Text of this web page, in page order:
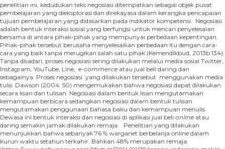
penelitian ini, kedudukan teks negosiasi ditempatkan sebagai objek pusat
pembelajaran yang dieksplorasi dan direkayasa dalam kerangka pencapaian
tujuan pembelajaran yang didasarkan pada indikator kompetensi. Negosiasi
adalah bentuk interaksi sosial yang berfungsi untuk mencari penyelesaian
bersama di antara pihak-pihak yang mempunyai perbedaan kepentingan.
Pihak-pihak tersebut berusaha menyelesaikan perbedaan itu dengan cara-
cara yang baik tanpa merugikan salah satu pihak (Kemendikbud, 2013b:134).
Tanpa disadari, proses negosiasi sering dilakukan melalui media sosial Twitter,
Instagram, YouTube, Line, e-commerce atau jual beli daring dan
sebagainya. Proses negosiasi yang dilakukan tersebut menggunakan media
tulis. Dawson (2004: 50) mengemukakan bahwa negosiasi dapat dilakukan
secara lisan dan tulisan. Negosiasi dalam bentuk lisan mengutamakan
kemampuan berbicara sedangkan negosiasi dalam bentuk tulisan
mengutamakan penggunaan bahasa baku dan kemampuan menulis.
Dewasa ini bentuk interaksi dan negosiasi di aplikasi jual beli online atau
daring semakin jamak dilakukan remaja. Penelitian yang dilakukan
menunjukkan bahwa sebanyak 76 % warganet berbelanja online dalam
kurun waktu setahun terkahir. Bahkan 48% merupakan remaja.